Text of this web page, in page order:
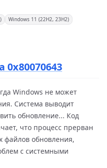
Windows 11 (22H2, 23H2)
0x80070643
Windows не может
Система выводит
обновление... Код
что процесс прерван
обновления,
с системными